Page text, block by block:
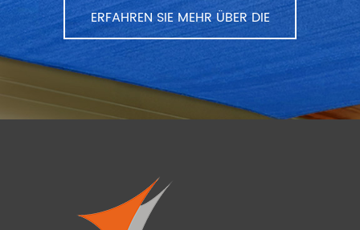
ERFAHREN SIE MEHR ÜBER DIE
ANPASSUNG